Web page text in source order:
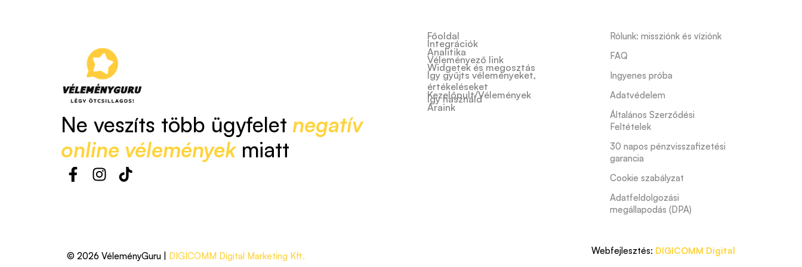
Ne veszíts több ügyfelet negatív
online véleményekmiatt
Főoldal
Integrációk
Analitika
Véleményező link
Widgetek és megosztás
Így gyűjts véleményeket,
értékeléseket
Kezelőpult/Vélemények
Így használd
Áraink
Rólunk: missziónk és víziónk
FAQ
Ingyenes próba
Adatvédelem
Általános Szerződési
Feltételek
30 napos pénzvisszafizetési
garancia
Cookie szabályzat
Adatfeldolgozási
megállapodás (DPA)
© 2026 VéleményGuru | DIGICOMM Digital Marketing Kft. Webfejlesztés: DIGICOMM Digital